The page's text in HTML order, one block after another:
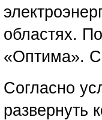
областях.
«Оптима».
Согласно
развернуть